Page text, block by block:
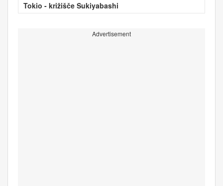
Tokio - križišče Sukiyabashi
Advertisement